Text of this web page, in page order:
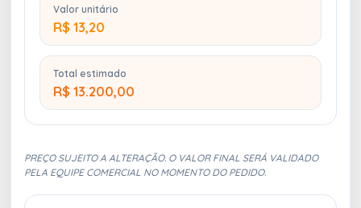
Valor unitário
R$ 13,20
Total estimado
R$ 13.200,00
PREÇO SUJEITO A ALTERAÇÃO. O VALOR FINAL SERÁ VALIDADO
PELA EQUIPE COMERCIAL NO MOMENTO DO PEDIDO.